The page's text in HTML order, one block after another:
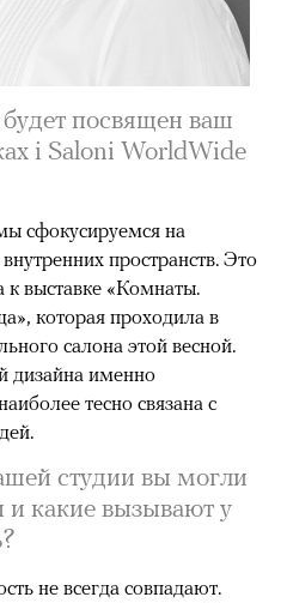
посвящен ваш
i Saloni WorldWide
сфокусируемся на
пространств. Это
к выставке «Комнаты.
которая проходила в
салона этой весной.
дизайна именно
тесно связана с
студии вы могли
какие вызывают у
не всегда совпадают.